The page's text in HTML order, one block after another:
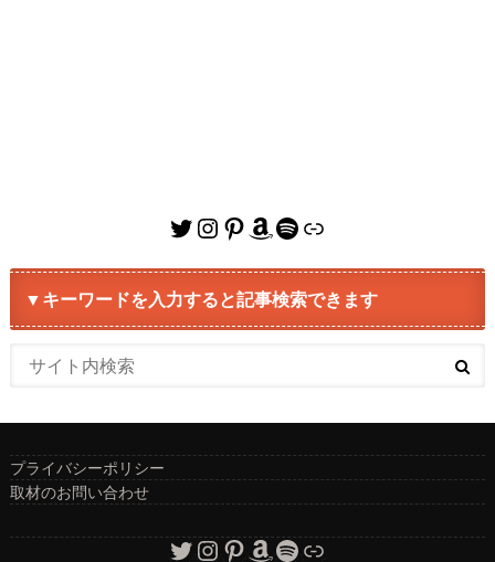
Twitter
Instagram
Pinterest
Amazon
Spotify
リンク
▼キーワードを入力すると記事検索できます
プライバシーポリシー
取材のお問い合わせ
Twitter
Instagram
Pinterest
Amazon
Spotify
リンク